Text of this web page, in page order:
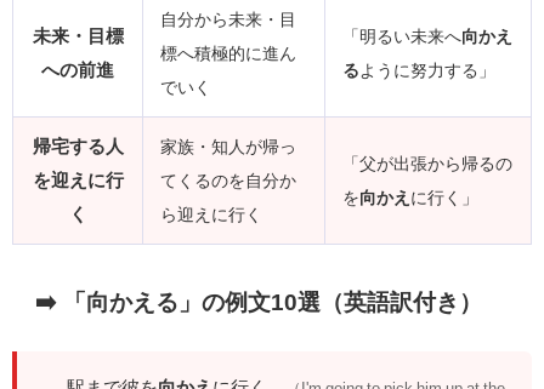
未来・目標
への前進
自分から未来・目
標へ積極的に進ん
でいく
「明るい未来へ向かえ
る ように努力する」
帰宅する人
を迎えに行
く
家族・知人が帰っ
てくるのを自分か
ら迎えに行く
「父が出張から帰るの
を向かえ に行く」
➡️ 「向かえる」の例文10選（英語訳付き）